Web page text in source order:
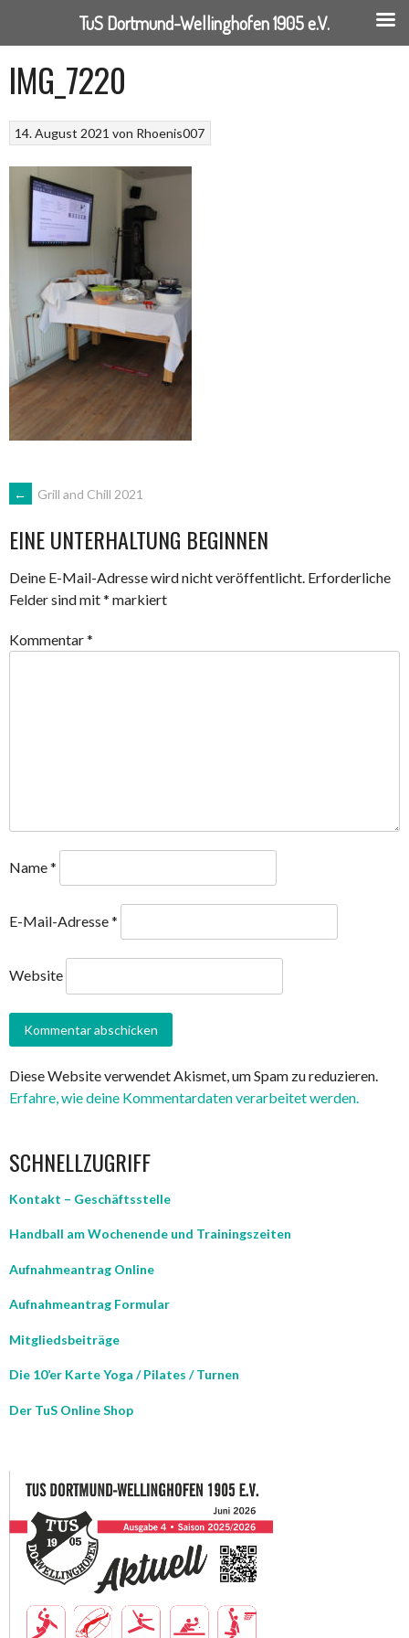
zum
Inhalt
IMG_7220
14. August 2021 von Rhoenis007
ARTIKEL-
NAVIGATION
← Grill and Chill 2021
EINE UNTERHALTUNG BEGINNEN
Deine E-Mail-Adresse wird nicht veröffentlicht. Erforderliche
Felder sind mit* markiert
Kommentar*
Name*
E-Mail-Adresse*
Website
Diese Website verwendet Akismet, um Spam zu reduzieren.
Erfahre, wie deine Kommentardaten verarbeitet werden.
SCHNELLZUGRIFF
Kontakt – Geschäftsstelle
Handball am Wochenende und Trainingszeiten
Aufnahmeantrag Online
Aufnahmeantrag Formular
Mitgliedsbeiträge
Die 10’er Karte Yoga / Pilates / Turnen
Der TuS Online Shop
TuS Dortmund-Wellinghofen 1905 e.V.